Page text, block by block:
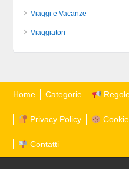
Viaggi e Vacanze
Viaggiatori
Home Categorie
Privacy Policy
Contatti